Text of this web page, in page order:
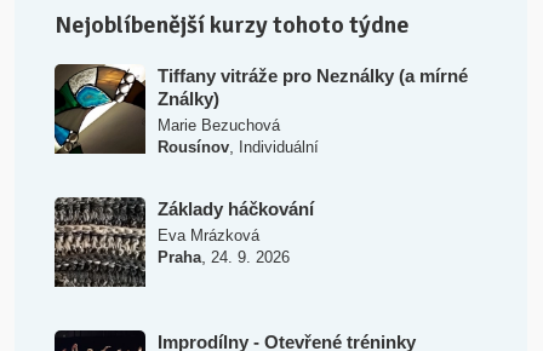
Nejoblíbenější kurzy tohoto týdne
Tiffany vitráže pro Neználky (a mírné
Ználky)
Marie Bezuchová
Rousínov, Individuální
Základy háčkování
Eva Mrázková
Praha, 24. 9. 2026
Improdílny - Otevřené tréninky